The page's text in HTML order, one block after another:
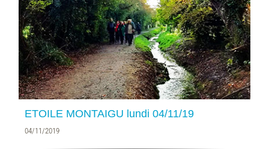
ETOILE MONTAIGU lundi 04/11/19
04/11/2019